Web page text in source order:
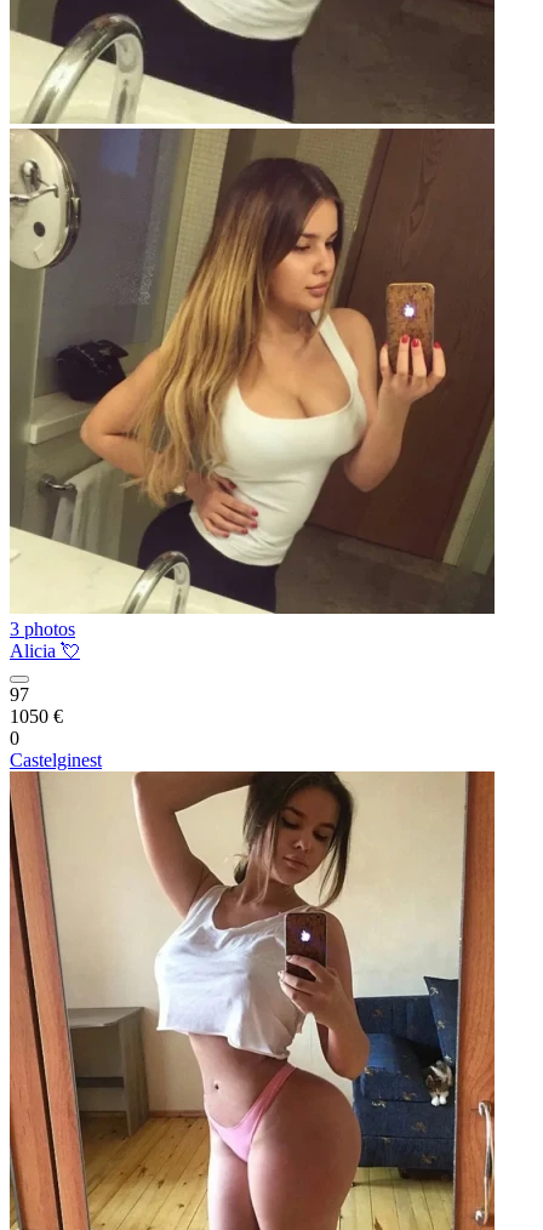
3 photos
Alicia 💘
97
1050 €
0
Castelginest